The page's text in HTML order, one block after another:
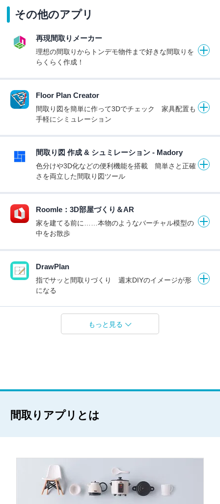
その他のアプリ
再現間取りメーカー
理想の間取りからトンデモ物件まで好きな間取りを
らくらく作成！
Floor Plan Creator
間取り図を簡単に作って3Dでチェック 家具配置も
手軽にシミュレーション
間取り図 作成 & シュミレーション - Madory
色分けや3D化などの便利機能を搭載 簡単さと正確
さを両立した間取り図ツール
Roomle：3D部屋づくり＆AR
家を建てる前に……本物のようなバーチャル模型の
中をお散歩
DrawPlan
指でサッと間取りづくり 週末DIYのイメージが形
になる
もっと見る
間取りアプリとは